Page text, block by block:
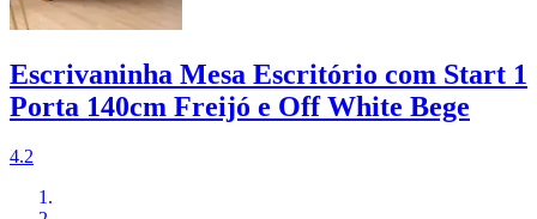
Escrivaninha Mesa Escritório com Start 1
Porta 140cm Freijó e Off White Bege
4.2